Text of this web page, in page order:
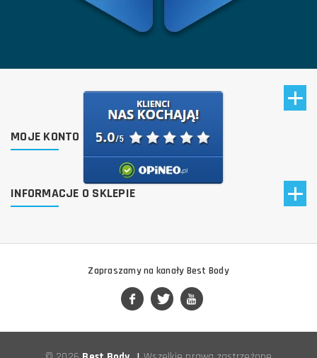
MOJE KONTO
INFORMACJE O SKLEPIE
Zapraszamy na kanały Best Body